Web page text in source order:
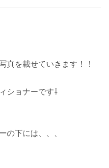
真を載せていきます！！
ショナーです⇩
の下には、、、